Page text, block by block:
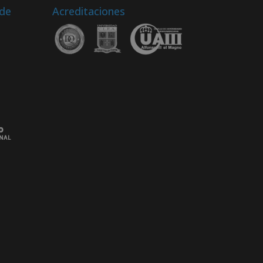
Acreditaciones